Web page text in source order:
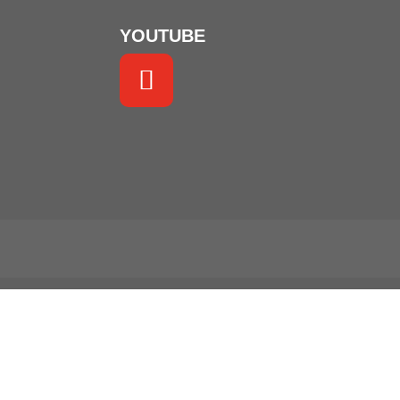
YOUTUBE